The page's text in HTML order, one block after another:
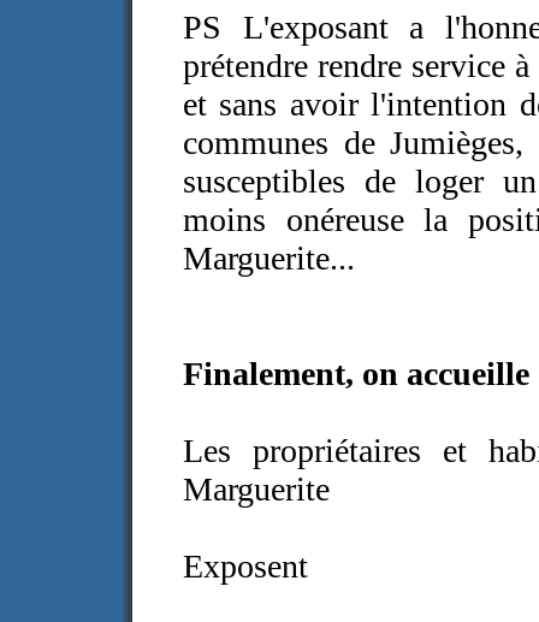
PS L'exposant a
prétendre rendre service
et sans avoir l'intention
communes de
susceptibles de loger
moins onéreuse la
Marguerite...
Finalement, on accueille
Les propriétaires et
Marguerite
Exposent